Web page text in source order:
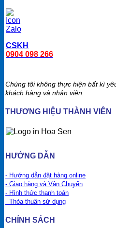
CSKH
0904 098 266
Chúng tôi không thực hiện bất kì
khách hàng và nhân viên.
THƯƠNG HIỆU THÀNH VIÊN
HƯỚNG DẪN
- Hướng dẫn đặt hàng online
- Giao hàng và Vận Chuyển
- Hình thức thanh toán
- Thỏa thuận sử dụng
CHÍNH SÁCH